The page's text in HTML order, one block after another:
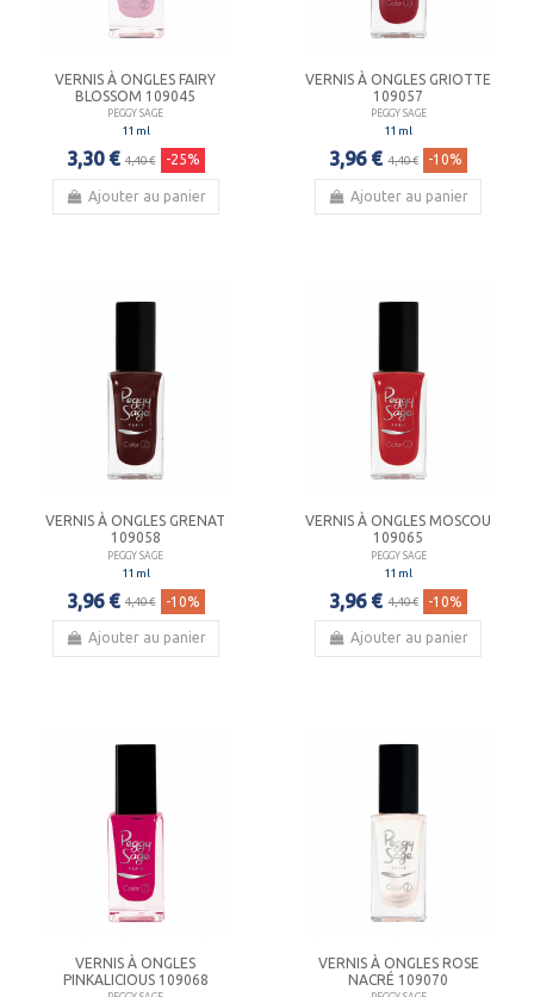
VERNIS À ONGLES FAIRY
BLOSSOM 109045
PEGGY SAGE
11 ml
3,30 € 4,40 € -25%
Ajouter au panier
VERNIS À ONGLES GRIOTTE
109057
PEGGY SAGE
11 ml
3,96 € 4,40 € -10%
Ajouter au panier
VERNIS À ONGLES GRENAT
109058
PEGGY SAGE
11 ml
3,96 € 4,40 € -10%
Ajouter au panier
VERNIS À ONGLES MOSCOU
109065
PEGGY SAGE
11 ml
3,96 € 4,40 € -10%
Ajouter au panier
VERNIS À ONGLES
PINKALICIOUS 109068
VERNIS À ONGLES ROSE
NACRÉ 109070